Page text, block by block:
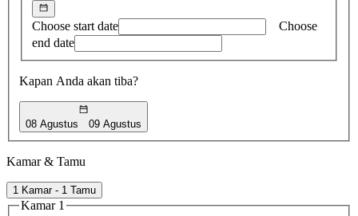
Choose start date
Choose
end date
Kapan Anda akan tiba?
08 Agustus 09 Agustus
Kamar & Tamu
1 Kamar - 1 Tamu
Kamar 1